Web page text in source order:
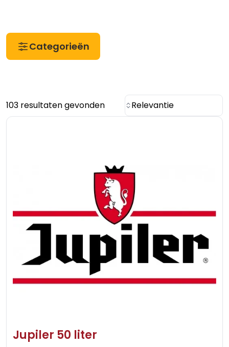
Categorieën
103 resultaten gevonden Relevantie
Jupiler 50 liter